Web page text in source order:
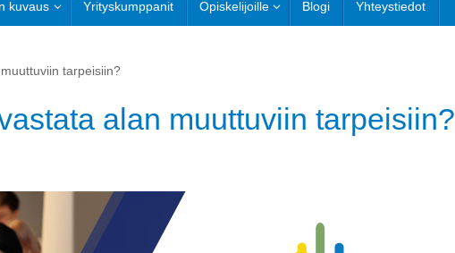
kuvaus Yrityskumppanit Opiskelijoille Blogi Yhteystiedot
tarpeisiin?
alan muuttuviin tarpeisiin?